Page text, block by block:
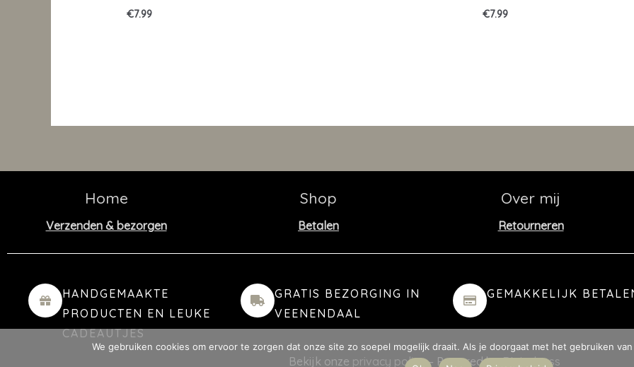
€7.99 €7.99
Home Shop Over mij
Verzenden & bezorgen Betalen Retourneren
HANDGEMAAKTE
PRODUCTEN EN LEUKE
CADEAUTJES
GRATIS BEZORGING IN
VEENENDAAL
GEMAKKELIJK
Bekijk onze privacy policy– Powered byDigitalness
We gebruiken cookies om ervoor te zorgen dat onze site zo soepel mogelijk draait. Als je doorgaat met het gebruiken